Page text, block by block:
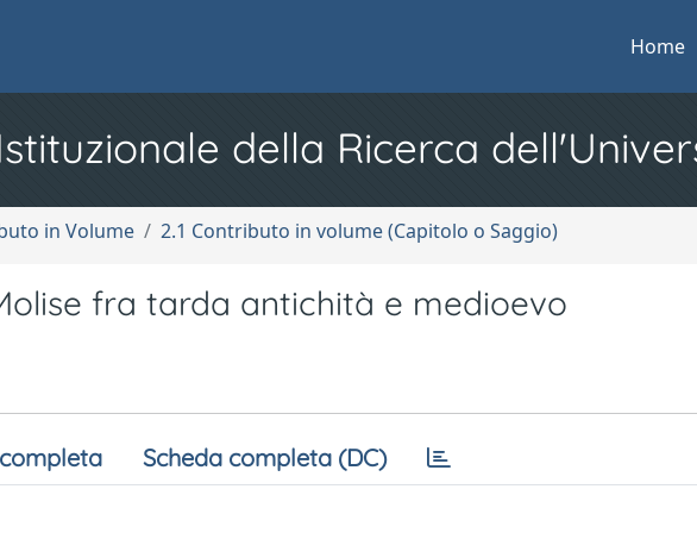
Home
della Ricerca
in Volume 2.1 Contributo in volume (Capitolo o Saggio)
fra tarda antichità e medioevo
Scheda completa (DC)